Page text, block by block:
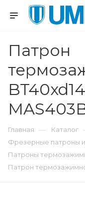
Патрон
Главная — Каталог
Фрезерные патроны
Патроны
Патрон